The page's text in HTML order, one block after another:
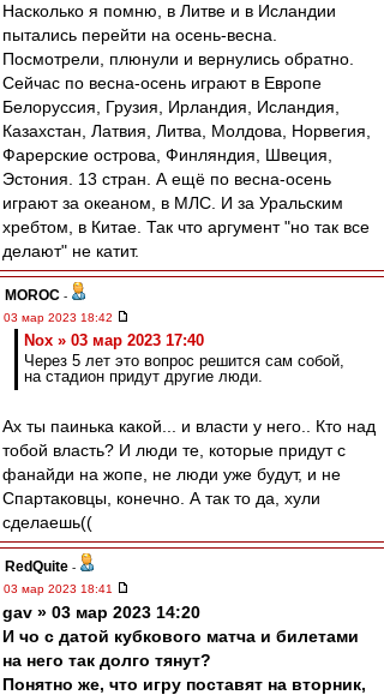
Насколько я помню, в Литве и в Исландии
пытались перейти на осень-весна.
Посмотрели, плюнули и вернулись обратно.
Сейчас по весна-осень играют в Европе
Белоруссия, Грузия, Ирландия, Исландия,
Казахстан, Латвия, Литва, Молдова, Норвегия,
Фарерские острова, Финляндия, Швеция,
Эстония. 13 стран. А ещё по весна-осень
играют за океаном, в МЛС. И за Уральским
хребтом, в Китае. Так что аргумент "но так все
делают" не катит.
MOROC -
03 мар 2023 18:42
Nox » 03 мар 2023 17:40
Через 5 лет это вопрос решится сам собой,
на стадион придут другие люди.
Ах ты паинька какой... и власти у него.. Кто над
тобой власть? И люди те, которые придут с
фанайди на жопе, не люди уже будут, и не
Спартаковцы, конечно. А так то да, хули
сделаешь((
RedQuite -
03 мар 2023 18:41
gav » 03 мар 2023 14:20
И чо с датой кубкового матча и билетами
на него так долго тянут?
Понятно же, что игру поставят на вторник,